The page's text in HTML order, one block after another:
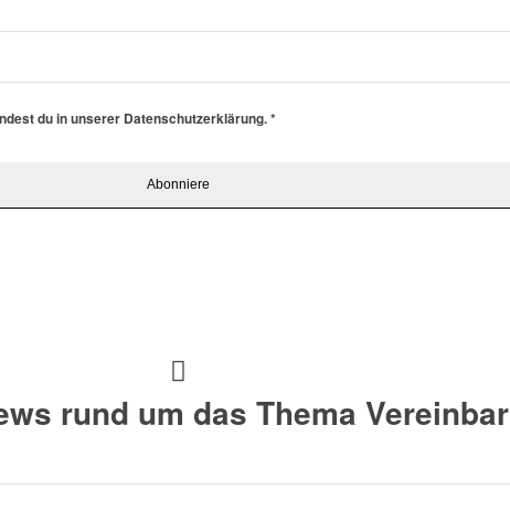
du in unserer Datenschutzerklärung.*
rund um das Thema